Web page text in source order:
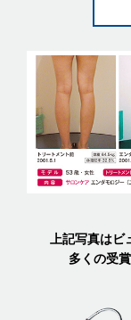
上記写真は
多くの受